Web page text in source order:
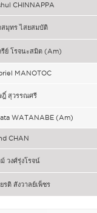
CHINNAPPA
สมุทร ไสยสมบัติ
รีย์ โรจนะสมิต (Am)
MANOTOC
ฎิ์ สุวรรณศรี
WATANABE (Am)
CHAN
วงศ์รุ่งโรจน์
รติ สังวาลย์เพ็ชร